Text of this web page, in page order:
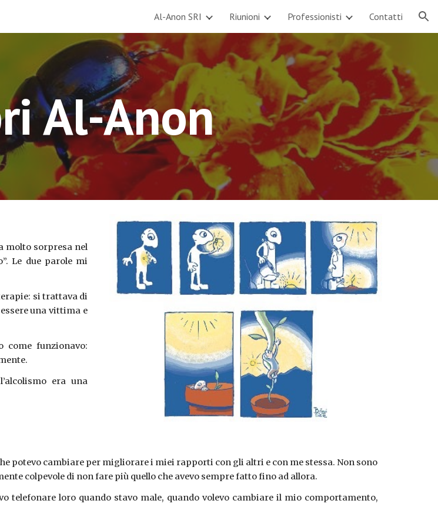
Skip to navigation
Al-Anon SRI Riunioni Professionisti Contatti
Al-Anon
molto sorpresa nel
Le due parole mi
si trattava di
una vittima e
funzionavo:
era una
potevo cambiare per migliorare i miei rapporti con gli altri e con me stessa. Non sono
colpevole di non fare più quello che avevo sempre fatto fino ad allora.
telefonare loro quando stavo male, quando volevo cambiare il mio comportamento,